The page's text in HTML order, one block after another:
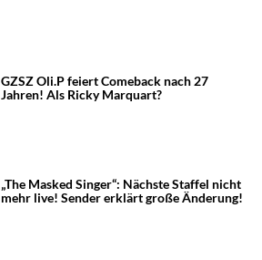
GZSZ Oli.P feiert Comeback nach 27
Jahren! Als Ricky Marquart?
„The Masked Singer“: Nächste Staffel nicht
mehr live! Sender erklärt große Änderung!